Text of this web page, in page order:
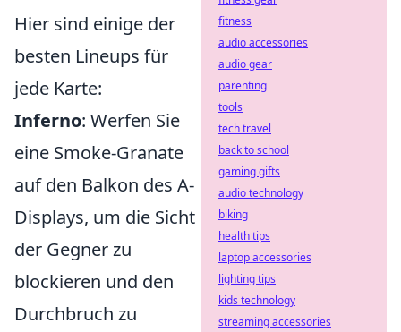
Hier sind einige der
besten Lineups für
jede Karte:
Inferno: Werfen Sie
eine Smoke-Granate
auf den Balkon des A-
Displays, um die Sicht
der Gegner zu
blockieren und den
Durchbruch zu
fitness
audio accessories
audio gear
parenting
tools
tech travel
back to school
gaming gifts
audio technology
biking
health tips
laptop accessories
lighting tips
kids technology
streaming accessories